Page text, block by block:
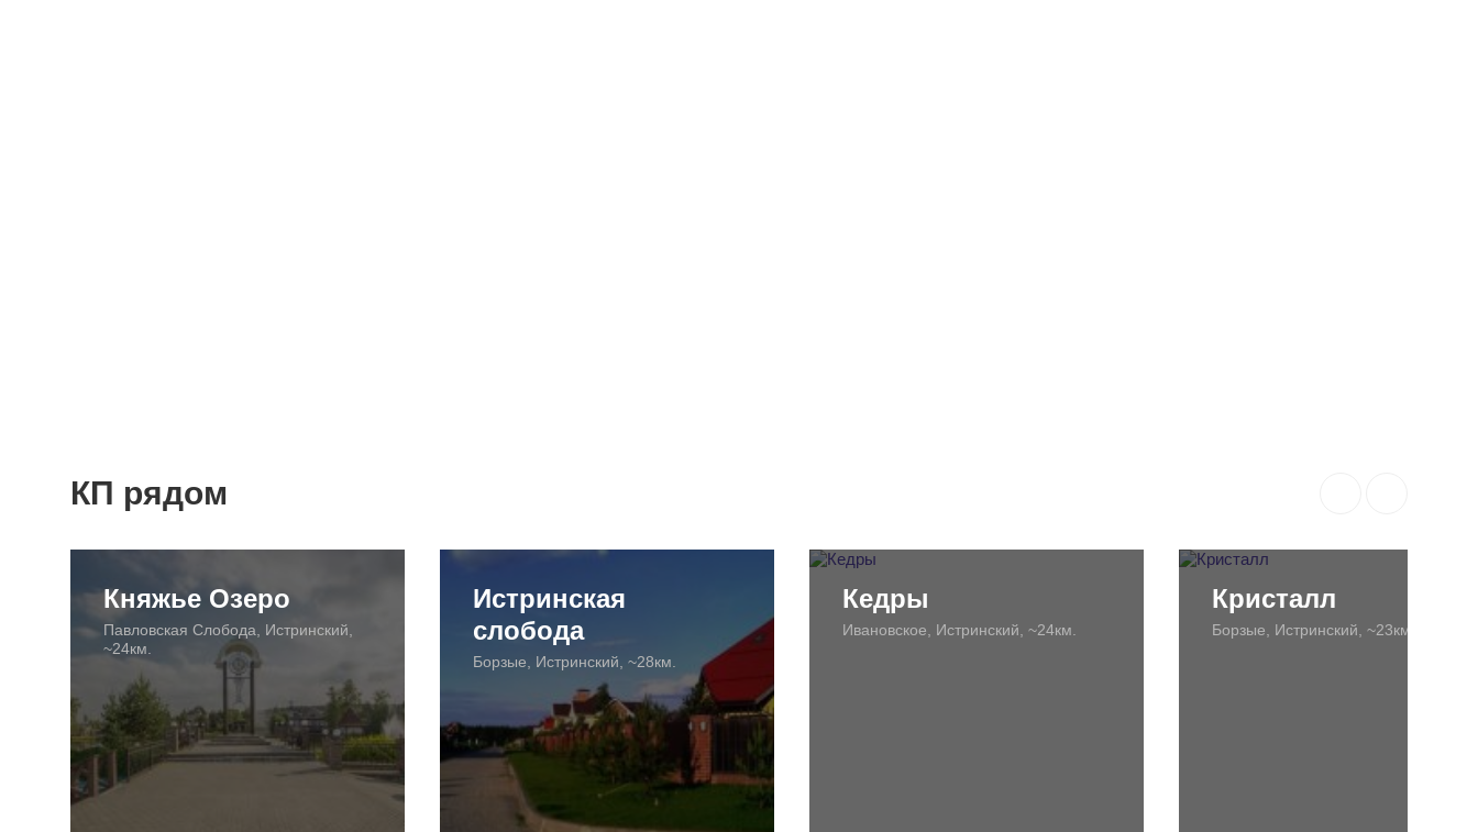
КП рядом
Княжье Озеро
Павловская Слобода, Истринский,
~24км.
Истринская
слобода
Борзые, Истринский, ~28км.
Кедры
Ивановское, Истринский, ~24км.
Кристалл
Борзые, Истринский, ~23км.